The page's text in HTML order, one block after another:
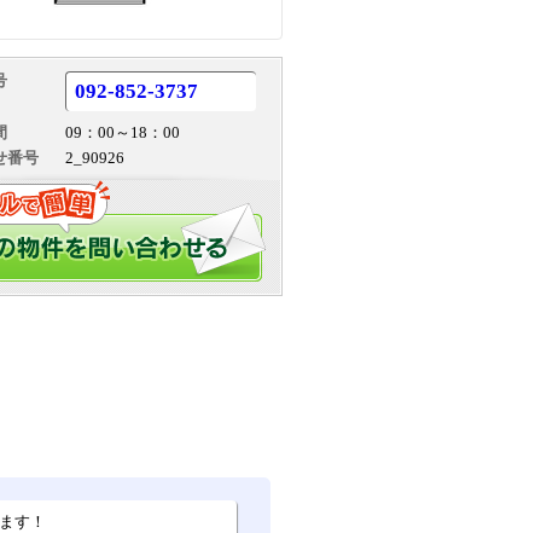
092-852-3737
09：00～18：00
番号
2_90926
す！